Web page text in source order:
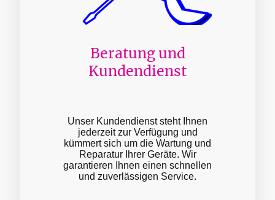
Beratung und
Kundendienst
Unser Kundendienst steht Ihnen
jederzeit zur Verfügung und
kümmert sich um die Wartung und
Reparatur Ihrer Geräte. Wir
garantieren Ihnen einen schnellen
und zuverlässigen Service.